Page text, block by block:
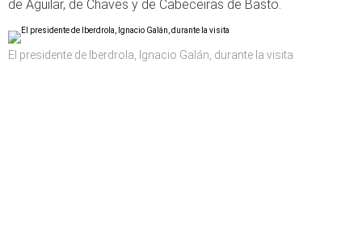
de Aguilar, de Chaves y de Cabeceiras de Basto.
El presidente de Iberdrola, Ignacio Galán, durante la visita